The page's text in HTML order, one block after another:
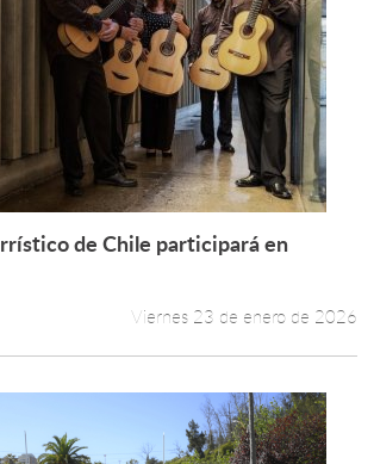
Leer más +
de Chile participará en
Viernes 23 de enero de 2026